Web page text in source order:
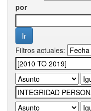
por
Filtros actuales: